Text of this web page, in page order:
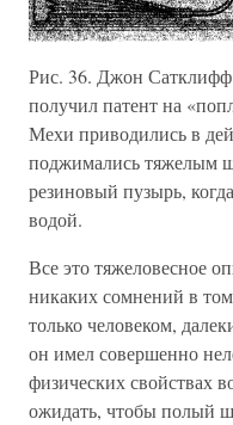
Рис. 36. Джон
получил патент на
Мехи приводились в
поджимались тяжелым
резиновый пузырь,
водой.
Все это тяжеловесное
никаких сомнений в
только человеком,
он имел совершенно
физических свойствах
ожидать, чтобы полый